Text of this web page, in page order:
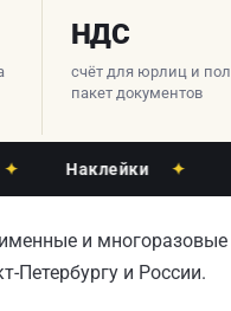
НДС
счёт для юрлиц и
пакет документов
Наклейки ✦ Меню
и
Петербургу и России.